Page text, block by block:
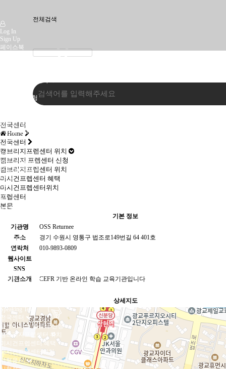
Log In
Sign Up
페이스북
캠브리지 시험
캠브리지시험
Pre-A1 Starters
A1 Movers
A2 Flyers
KET for Schools
PET for Schools
FCE for Schools
CAE
CPE
미시건시험
Pre-A1 Bronze
A1 Silver
MET Go!
B2 ECCE
C2 ECPE
영어강사시험
TKT
Language for Teaching
비지니스시험
Speaking Test
전국센터
캠브리지 프렙센터 신청
캠브리지프렙센터 위치
미시건프렙센터 혜택
미시건프렙센터위치
시험응시
전체검색
전국센터
Home
전국센터
캠브리지프렙센터 위치
캠브리지 프렙센터 신청
캠브리지프렙센터 위치
미시건프렙센터 혜택
미시건프렙센터위치
프렙센터
본문
기본 정보
기관명
OSS Returnee
주소
경기 수원시 영통구 법조로149번길 64 401호
연락처
010-9893-0809
웹사이트
SNS
기관소개
CEFR 기반 온라인 학습 교육기관입니다
상세지도